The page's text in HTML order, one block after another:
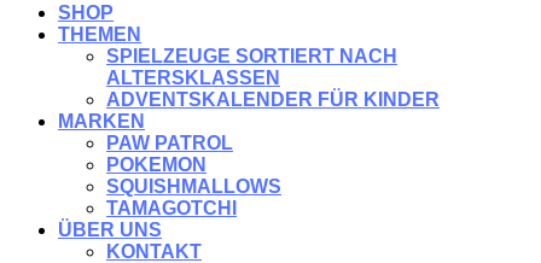
SHOP
THEMEN
SPIELZEUGE SORTIERT NACH
ALTERSKLASSEN
ADVENTSKALENDER FÜR KINDER
MARKEN
PAW PATROL
POKEMON
SQUISHMALLOWS
TAMAGOTCHI
ÜBER UNS
KONTAKT